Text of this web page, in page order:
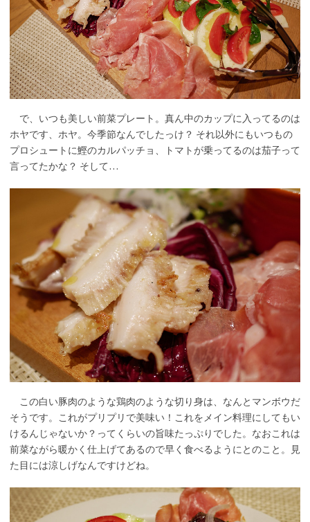
で、いつも美しい前菜プレート。真ん中のカップに入ってるのは
ホヤです、ホヤ。今季節なんでしたっけ？ それ以外にもいつもの
プロシュートに鰹のカルパッチョ、トマトが乗ってるのは茄子って
言ってたかな？ そして…
この白い豚肉のような鶏肉のような切り身は、なんとマンボウだ
そうです。これがプリプリで美味い！これをメイン料理にしてもい
けるんじゃないか？ってくらいの旨味たっぷりでした。なおこれは
前菜ながら暖かく仕上げてあるので早く食べるようにとのこと。見
た目には涼しげなんですけどね。